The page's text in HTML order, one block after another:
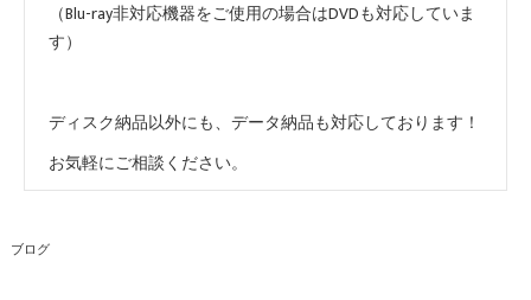
（Blu-ray非対応機器をご使用の場合はDVDも対応していま
す）
ディスク納品以外にも、データ納品も対応しております！
お気軽にご相談ください。
ブログ